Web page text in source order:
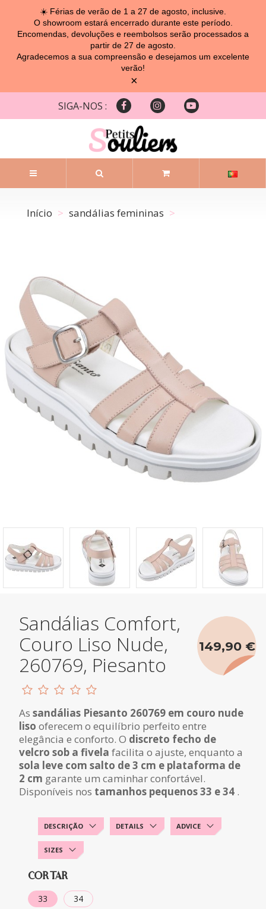
☀️ Férias de verão de 1 a 27 de agosto, inclusive.
O showroom estará encerrado durante este período.
Encomendas, devoluções e reembolsos serão processados ​​a
partir de 27 de agosto.
Agradecemos a sua compreensão e desejamos um excelente
verão!
×
SIGA-NOS :
Início sandálias femininas
Sandálias Comfort,
Couro Liso Nude,
260769, Piesanto
As sandálias Piesanto 260769 em couro nude
liso oferecem o equilíbrio perfeito entre
elegância e conforto. O discreto fecho de
velcro sob a fivela facilita o ajuste, enquanto a
sola leve com salto de 3 cm e plataforma de
2 cm garante um caminhar confortável.
Disponíveis nos tamanhos pequenos 33 e 34 .
149,90 €
DESCRIÇÃO DETAILS ADVICE
SIZES
CORTAR
33 34